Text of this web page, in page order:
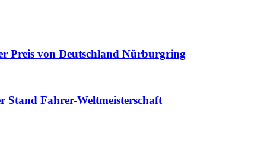
Preis von Deutschland Nürburgring
Stand Fahrer-Weltmeisterschaft